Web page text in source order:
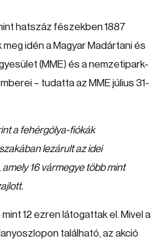
hatszáz fészekben 1887
idén a Magyar Madártani és
(MME) és a nemzetipark-
– tudatta az MME július 31-
a fehérgólya-fiókák
lezárult az idei
16 vármegye több mint
12 ezren látogattak el. Mivel a
található, az akció